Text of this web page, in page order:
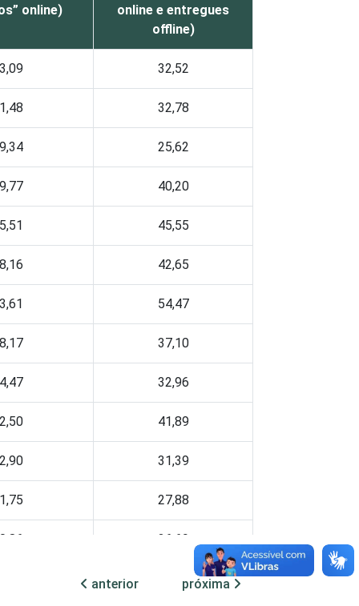
online)
online e entregues
offline)
32,52
32,78
25,62
40,20
45,55
42,65
54,47
37,10
32,96
41,89
31,39
27,88
36,69
26,89
anterior próxima